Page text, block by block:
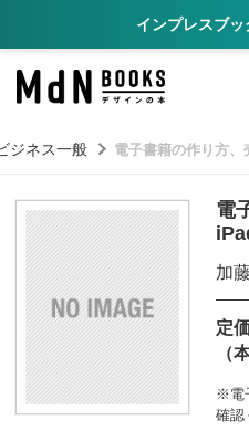
インプレスブ
ジネス一般 電子書籍の作り方
電
加
定
（
※電
確認